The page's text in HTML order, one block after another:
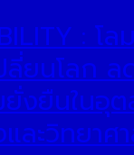
: โ
ลี่ยนโลก
งยืนในอุต
ละวิทยาศ